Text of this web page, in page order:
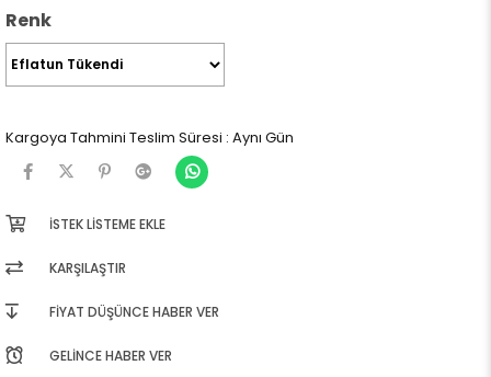
Renk
Kargoya Tahmini Teslim Süresi : Aynı Gün
İSTEK LISTEME EKLE
KARŞILAŞTIR
FIYAT DÜŞÜNCE HABER VER
GELINCE HABER VER